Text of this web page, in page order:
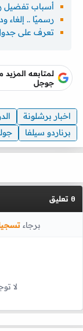
أسباب تفضيل
رسميًا .. إلغاء
تعرف على جدول
لمتابعه
جوجل
اخبار برشلونة
برناردو سيلفا
0 تعليق
برجاء
لا